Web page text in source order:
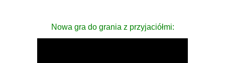
Nowa gra do grania z przyjaciółmi: